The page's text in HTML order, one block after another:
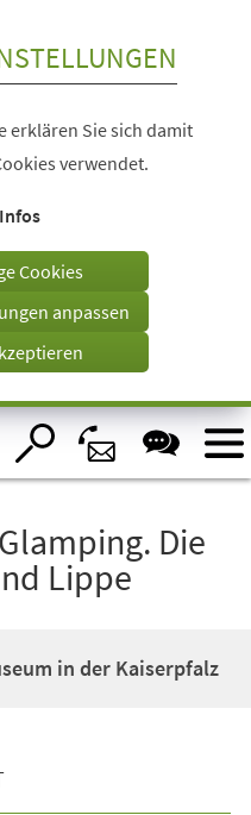
erklären Sie sich damit
verwendet.
Cookies
anpassen
Die
Lippe
in der Kaiserpfalz